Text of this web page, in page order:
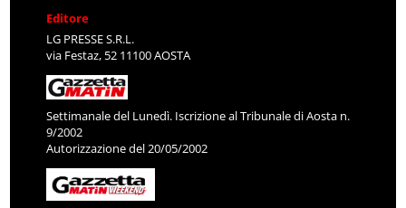
Editore
LG PRESSE S.R.L.
via Festaz, 52 11100 AOSTA
Settimanale del Lunedì. Iscrizione al Tribunale di Aosta n.
9/2002
Autorizzazione del 20/05/2002